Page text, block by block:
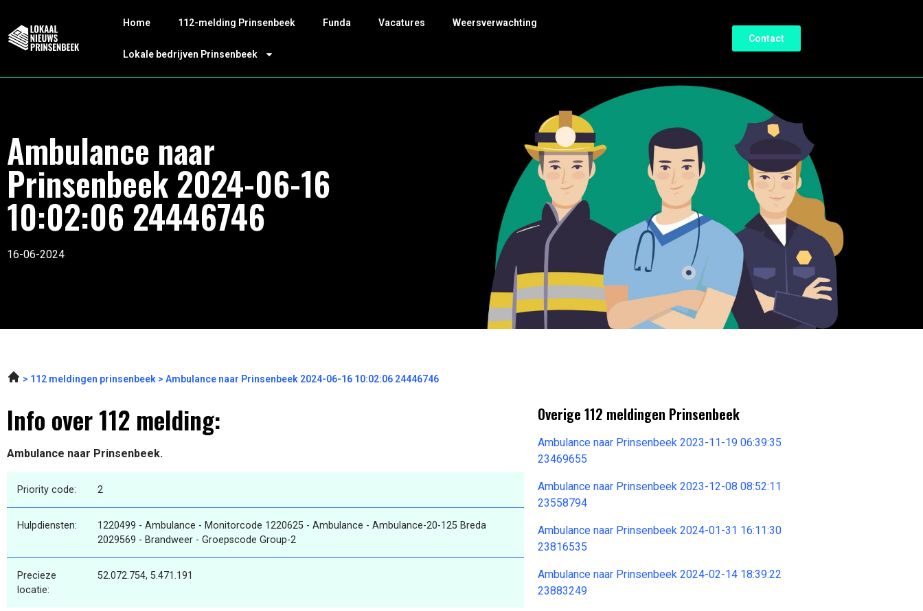
Home 112-melding Prinsenbeek Funda Vacatures Weersverwachting
Lokale bedrijven Prinsenbeek
Contact
Ambulance naar
Prinsenbeek 2024-06-16
10:02:06 24446746
16-06-2024
112 meldingen prinsenbeek Ambulance naar Prinsenbeek 2024-06-16 10:02:06 24446746
Info over 112 melding:
Ambulance naar Prinsenbeek.
Priority code: 2
Hulpdiensten:
1220499 - Ambulance - Monitorcode 1220625 - Ambulance - Ambulance-20-125 Breda
2029569 - Brandweer - Groepscode Group-2
Precieze
locatie:
52.072.754, 5.471.191
Overige 112 meldingen Prinsenbeek
Ambulance naar Prinsenbeek 2023-11-19 06:39:35
23469655
Ambulance naar Prinsenbeek 2023-12-08 08:52:11
23558794
Ambulance naar Prinsenbeek 2024-01-31 16:11:30
23816535
Ambulance naar Prinsenbeek 2024-02-14 18:39:22
23883249